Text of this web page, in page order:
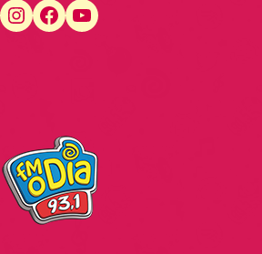
https://www.instagram.com/fmodiamanaus/ https://www.facebook.com/fmodiamanaus https://www.youtube.com/user/radiofmodia